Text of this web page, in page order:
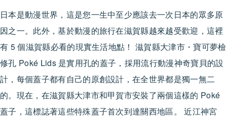
日本是動漫世界，這是您一生中至少應該去一次日本的眾多原
因之一。此外，基於動漫的旅行在滋賀縣越來越受歡迎，這裡
有 5 個滋賀縣必看的現實生活地點！ 滋賀縣大津市・寶可夢檢
修孔 Poké Lids 是實用孔的蓋子，採用流行動漫神奇寶貝的設
計，每個蓋子都有自己的原創設計，在全世界都是獨一無二
的。現在，在滋賀縣大津市和甲賀市安裝了兩個這樣的 Poké
蓋子，這標誌著這些特殊蓋子首次到達關西地區。 近江神宮